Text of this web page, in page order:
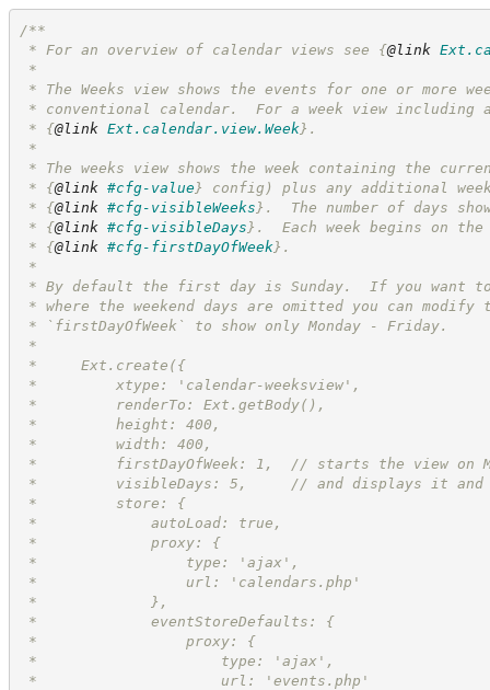
/**
* For an overview of calendar views see {@link
*
* The Weeks view shows the events for one or more
* conventional calendar.  For a week view including
* {@link Ext.calendar.view.Week} .
*
* The weeks view shows the week containing the
* {@link #cfg-value}
config) plus any additional
* {@link #cfg-visibleWeeks } .  The number of days
* {@link #cfg-visibleDays } .  Each week begins on
* {@link #cfg-firstDayOfWeek} .
*
* By default the first day is Sunday.  If you want
* where the weekend days are omitted you can
* `firstDayOfWeek` to show only Monday - Friday.
*
*     Ext.create({
*         xtype: 'calendar-weeksview',
*         renderTo: Ext.getBody(),
*         height: 400,
*         width: 400,
*         firstDayOfWeek: 1,  // starts the view on
*         visibleDays: 5,     // and displays it and
*         store: {
*             autoLoad: true,
*             proxy: {
*                 type: 'ajax',
*                 url: 'calendars.php'
*             },
*             eventStoreDefaults: {
*                 proxy: {
*                     type: 'ajax',
*                     url: 'events.php'